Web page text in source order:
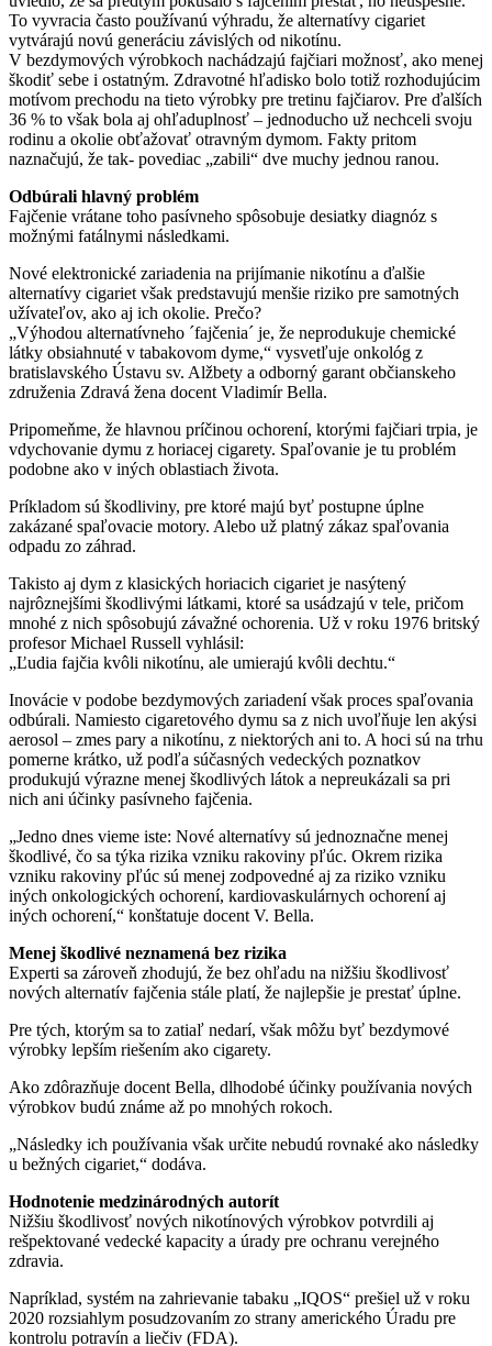
To vyvracia často používanú výhradu, že alternatívy cigariet
vytvárajú novú generáciu závislých od nikotínu.
V bezdymových výrobkoch nachádzajú fajčiari možnosť, ako menej
škodiť sebe i ostatným. Zdravotné hľadisko bolo totiž rozhodujúcim
motívom prechodu na tieto výrobky pre tretinu fajčiarov. Pre ďalších
36 % to však bola aj ohľaduplnosť – jednoducho už nechceli svoju
rodinu a okolie obťažovať otravným dymom. Fakty pritom
naznačujú, že tak- povediac „zabili“ dve muchy jednou ranou.
Odbúrali hlavný problém
Fajčenie vrátane toho pasívneho spôsobuje desiatky diagnóz s
možnými fatálnymi následkami.
Nové elektronické zariadenia na prijímanie nikotínu a ďalšie
alternatívy cigariet však predstavujú menšie riziko pre samotných
užívateľov, ako aj ich okolie. Prečo?
„Výhodou alternatívneho ´fajčenia´ je, že neprodukuje chemické
látky obsiahnuté v tabakovom dyme,“ vysvetľuje onkológ z
bratislavského Ústavu sv. Alžbety a odborný garant občianskeho
združenia Zdravá žena docent Vladimír Bella.
Pripomeňme, že hlavnou príčinou ochorení, ktorými fajčiari trpia, je
vdychovanie dymu z horiacej cigarety. Spaľovanie je tu problém
podobne ako v iných oblastiach života.
Príkladom sú škodliviny, pre ktoré majú byť postupne úplne
zakázané spaľovacie motory. Alebo už platný zákaz spaľovania
odpadu zo záhrad.
Takisto aj dym z klasických horiacich cigariet je nasýtený
najrôznejšími škodlivými látkami, ktoré sa usádzajú v tele, pričom
mnohé z nich spôsobujú závažné ochorenia. Už v roku 1976 britský
profesor Michael Russell vyhlásil:
„Ľudia fajčia kvôli nikotínu, ale umierajú kvôli dechtu.“
Inovácie v podobe bezdymových zariadení však proces spaľovania
odbúrali. Namiesto cigaretového dymu sa z nich uvoľňuje len akýsi
aerosol – zmes pary a nikotínu, z niektorých ani to. A hoci sú na trhu
pomerne krátko, už podľa súčasných vedeckých poznatkov
produkujú výrazne menej škodlivých látok a nepreukázali sa pri
nich ani účinky pasívneho fajčenia.
„Jedno dnes vieme iste: Nové alternatívy sú jednoznačne menej
škodlivé, čo sa týka rizika vzniku rakoviny pľúc. Okrem rizika
vzniku rakoviny pľúc sú menej zodpovedné aj za riziko vzniku
iných onkologických ochorení, kardiovaskulárnych ochorení aj
iných ochorení,“ konštatuje docent V. Bella.
Menej škodlivé neznamená bez rizika
Experti sa zároveň zhodujú, že bez ohľadu na nižšiu škodlivosť
nových alternatív fajčenia stále platí, že najlepšie je prestať úplne.
Pre tých, ktorým sa to zatiaľ nedarí, však môžu byť bezdymové
výrobky lepším riešením ako cigarety.
Ako zdôrazňuje docent Bella, dlhodobé účinky používania nových
výrobkov budú známe až po mnohých rokoch.
„Následky ich používania však určite nebudú rovnaké ako následky
u bežných cigariet,“ dodáva.
Hodnotenie medzinárodných autorít
Nižšiu škodlivosť nových nikotínových výrobkov potvrdili aj
rešpektované vedecké kapacity a úrady pre ochranu verejného
zdravia.
Napríklad, systém na zahrievanie tabaku „IQOS“ prešiel už v roku
2020 rozsiahlym posudzovaním zo strany amerického Úradu pre
kontrolu potravín a liečiv (FDA).